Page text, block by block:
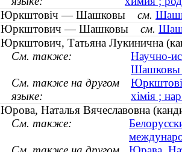
Юркштовіч — Шашковы см.
Юркштович — Шашковы см.
Юркштович, Татьяна Лукинична
См. также:
Научно-
Шашковы
См. также на другом
языке:
хімія ;
Юрова, Наталья Вячеславовна
См. также: